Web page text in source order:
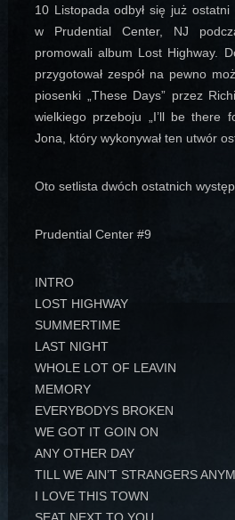
10 Listopada odbył się już
w Prudential Center, NJ
promowali album Lost Highway.
przygotował zespół na pewno
piosenki „These Days” przez
wielkiego przeboju „I’ll be there
Jona, który wykonywał ten utwór
Oto setlista dwóch ostatnich
Prudential Center #9
INTRO
LOST HIGHWAY
SUMMERTIME
LAST NIGHT
WHOLE LOT OF LEAVIN
MEMORY
EVERYBODYS BROKEN
WE GOT IT GOIN ON
ANY OTHER DAY
TILL WE AIN’T STRANGERS
I LOVE THIS TOWN